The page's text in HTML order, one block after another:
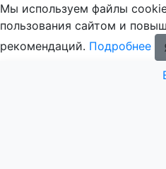
Мы используем файлы
пользования сайтом и
рекомендаций. Подробнее